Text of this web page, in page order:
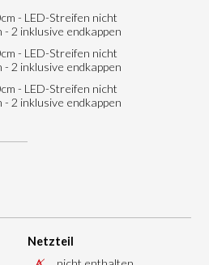
- LED-Streifen nicht
2 inklusive endkappen
- LED-Streifen nicht
2 inklusive endkappen
- LED-Streifen nicht
2 inklusive endkappen
Netzteil